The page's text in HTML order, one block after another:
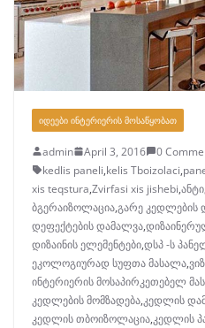
ᲘᲓᲔᲔᲑᲘ ᲘᲜᲢᲔᲠᲘᲔᲠᲘᲡ ᲛᲝᲡᲐᲬᲧᲝᲑᲐᲗ
admin April 3, 2016
0
kedlis paneli,kelis Tboizolaci,
xis teqstura,Zvirfasi xis jishebi,
ბგერაიზოლაცია,გარე კედლების
დეფექტების დამალვა,
დიზაინის ელემენტები,დსპ -ს
ეკოლოგიურად სუფთა მასალა,
ინტერიერის მოსაპირკეთებელ
კედლების მომზადება,კედლის
კედლის თბოიზოლაცია,კედლის